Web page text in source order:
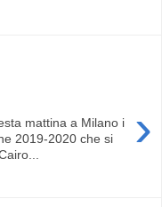
›
mattina a Milano i
2019-2020 che si